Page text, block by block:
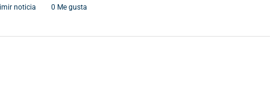
noticia 0 Me gusta